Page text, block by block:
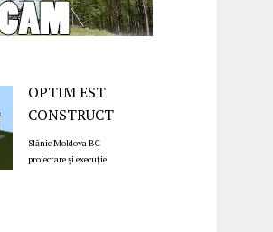
OPTIM EST
CONSTRUCT
Slănic Moldova BC
proiectare și execuție